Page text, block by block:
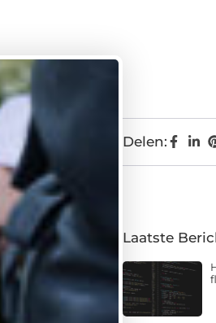
Delen:
Laatste